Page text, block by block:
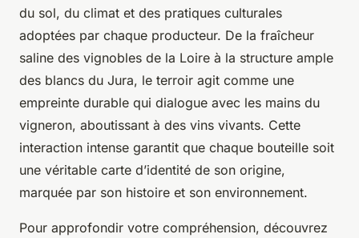
du sol, du climat et des pratiques culturales
adoptées par chaque producteur. De la fraîcheur
saline des vignobles de la Loire à la structure ample
des blancs du Jura, le terroir agit comme une
empreinte durable qui dialogue avec les mains du
vigneron, aboutissant à des vins vivants. Cette
interaction intense garantit que chaque bouteille soit
une véritable carte d’identité de son origine,
marquée par son histoire et son environnement.
Pour approfondir votre compréhension, découvrez